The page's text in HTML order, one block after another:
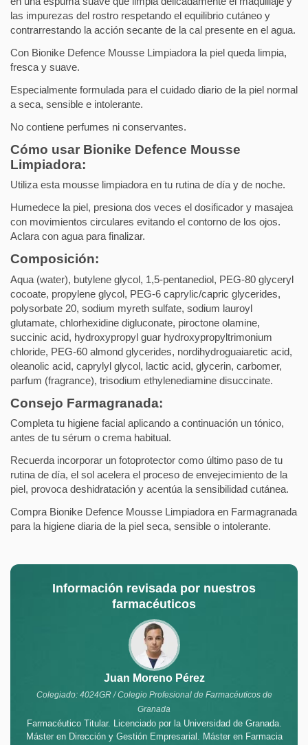
las impurezas del rostro respetando el equilibrio cutáneo y
contrarrestando la acción secante de la cal presente en el agua.
Con Bionike Defence Mousse Limpiadora la piel queda limpia,
fresca y suave.
Especialmente formulada para el cuidado diario de la piel normal
a seca, sensible e intolerante.
No contiene perfumes ni conservantes.
Cómo usar Bionike Defence Mousse
Limpiadora:
Utiliza esta mousse limpiadora en tu rutina de día y de noche.
Humedece la piel, presiona dos veces el dosificador y masajea
con movimientos circulares evitando el contorno de los ojos.
Aclara con agua para finalizar.
Composición:
Aqua (water), butylene glycol, 1,5-pentanediol, PEG-80 glyceryl
cocoate, propylene glycol, PEG-6 caprylic/capric glycerides,
polysorbate 20, sodium myreth sulfate, sodium lauroyl
glutamate, chlorhexidine digluconate, piroctone olamine,
succinic acid, hydroxypropyl guar hydroxypropyltrimonium
chloride, PEG-60 almond glycerides, nordihydroguaiaretic acid,
oleanolic acid, caprylyl glycol, lactic acid, glycerin, carbomer,
parfum (fragrance), trisodium ethylenediamine disuccinate.
Consejo Farmagranada:
Completa tu higiene facial aplicando a continuación un tónico,
antes de tu sérum o crema habitual.
Recuerda incorporar un fotoprotector como último paso de tu
rutina de día, el sol acelera el proceso de envejecimiento de la
piel, provoca deshidratación y acentúa la sensibilidad cutánea.
Compra Bionike Defence Mousse Limpiadora en Farmagranada
para la higiene diaria de la piel seca, sensible o intolerante.
Información revisada por nuestros
farmacéuticos
Juan Moreno Pérez
Colegiado: 4024GR / Colegio Profesional de Farmacéuticos de
Granada
Farmacéutico Titular. Licenciado por la Universidad de Granada.
Máster en Dirección y Gestión Empresarial. Máster en Farmacia